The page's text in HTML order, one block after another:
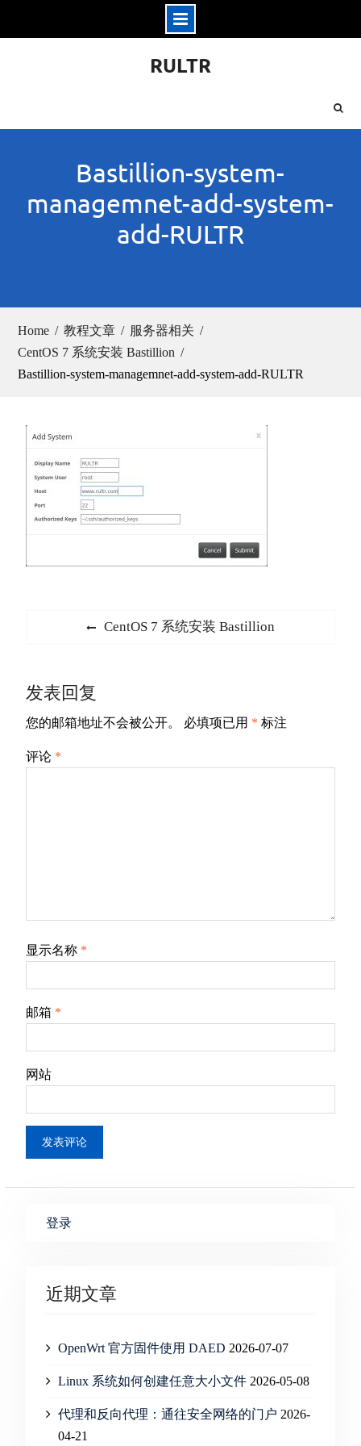
RULTR
Bastillion-system-
managemnet-add-system-
add-RULTR
Home 教程文章
服务器相关
CentOS 7 系统安装 Bastillion
Bastillion-system-managemnet-add-system-add-RULTR
航
Previous
CentOS 7 系统安装 Bastillion
发表回复
您的邮箱地址不会被公开。 必填项已用 * 标注
评论 *
显示名称 *
邮箱 *
网站
登录
近期文章
OpenWrt 官方固件使用 DAED 2026-07-07
Linux 系统如何创建任意大小文件 2026-05-08
代理和反向代理：通往安全网络的门户 2026-
04-21